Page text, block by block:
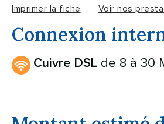
Imprimer la fiche Voir nos
Connexion
Cuivre DSL de 8 à 30